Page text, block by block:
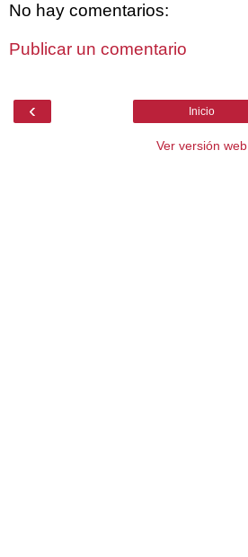
No hay comentarios:
Publicar un comentario
‹ Inicio
Ver versión web